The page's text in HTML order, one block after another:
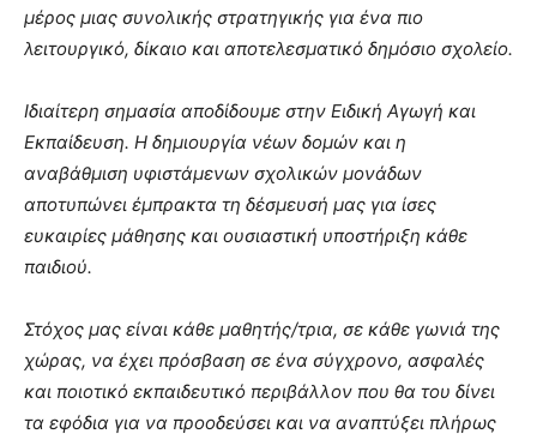
μέρος μιας συνολικής στρατηγικής για ένα πιο
λειτουργικό, δίκαιο και αποτελεσματικό δημόσιο σχολείο.
Ιδιαίτερη σημασία αποδίδουμε στην Ειδική Αγωγή και
Εκπαίδευση. Η δημιουργία νέων δομών και η
αναβάθμιση υφιστάμενων σχολικών μονάδων
αποτυπώνει έμπρακτα τη δέσμευσή μας για ίσες
ευκαιρίες μάθησης και ουσιαστική υποστήριξη κάθε
παιδιού.
Στόχος μας είναι κάθε μαθητής/τρια, σε κάθε γωνιά της
χώρας, να έχει πρόσβαση σε ένα σύγχρονο, ασφαλές
και ποιοτικό εκπαιδευτικό περιβάλλον που θα του δίνει
τα εφόδια για να προοδεύσει και να αναπτύξει πλήρως